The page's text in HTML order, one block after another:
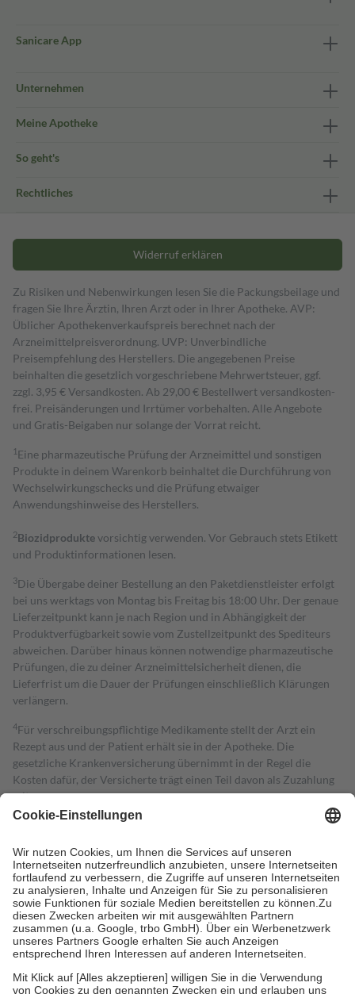
Sanicare App
Unternehmen
Meine Apotheke
So geht's
Rechtliches
Widerruf erklären
Zu Risiken und Nebenwirkungen lesen Sie die Packungsbeilage und
fragen Sie Ihre Ärztin, Ihren Arzt oder in Ihrer Apotheke. AVP:
Üblicher Apothekenverkaufspreis berechnet nach der
Arzneimittelpreisverordnung. UVP: Unverbindliche
Preisempfehlung des Herstellers. Die angegebenen Preise
beinhalten die gesetzlich vorgeschriebene Mehrwertsteuer, ggf.
zzgl. 3,95 € Versandkosten. Ab 29,00 € Bestell­wert versand­kosten­
frei. Preisänderungen und Irrtümer vorbehalten. Alle Angebote
und Gratis-Beigaben nur solange der Vorrat reicht.
1 Eine pharmazeutische Prüfung der Arzneimittel und sonstigen
Produkte in deinem Warenkorb beinhaltet die Durchführung von
Wechselwirkungschecks und die Prüfung etwaiger
Anwendungshinweise des Herstellers.
2Biozidproduktevorsichtig verwenden. Vor Gebrauch stets Etikett
und Produktinformationen lesen.
3Die Übergabe deiner Bestellung an den Paketdienstleister erfolgt
bei uns werktags von Montag bis Freitag bis 18:00 Uhr. Der genaue
Lieferzeitpunkt kann je nach Region und in Abhängigkeit der
Produktverfügbarkeit sowie vom Zustellzeitpunkt des Spediteurs
abweichen. Darüber hinaus können notwendige pharmazeutische
Prüfungen, die zu deiner Arzneimittelsicherheit dienen, die
Lieferfrist um die Dauer der Prüfungen einschließlich Klärungen
verlängern.
4Für verschreibungspflichtige Medikamente stellt der Arzt ein
Rezept aus und der Patient erhält sie in der Apotheke. Die
gesetzliche Krankenversicherung übernimmt in der Regel die
Kosten dafür, der Versicherte trägt einen Teil davon als Zuzahlung
mit.
Grundsätzlich leisten Mitglieder Zuzahlungen in Höhe von zehn
höchstens zehn Euro.
Es sind jedoch nie mehr als die tatsächlichen
Kosten der Leistung zu entrichten.
Diese Regeln gelten grundsätzlich auch für Online-Apotheken.
Bei Heilmitteln und häuslicher Krankenpflege beträgt die
Zuzahlung zehn Prozent der Kosten sowie zehn Euro je
Verordnung.
Um das Engagement der Versicherten für ihre eigene Gesundheit zu
stärken und die besondere Stellung der Familie zu unterstützen,
fallenkeine Zuzahlungenan bei: